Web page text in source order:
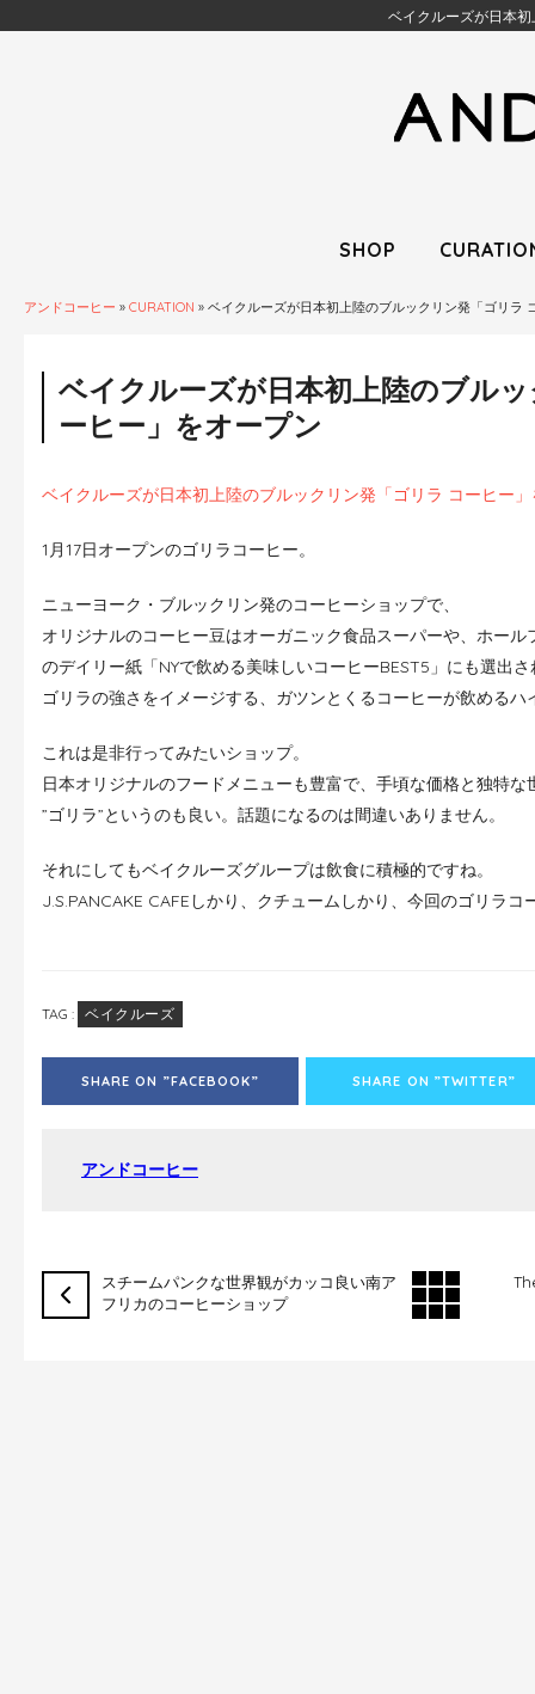
ベイクルーズが日本
SHOP
アンドコーヒー » CURATION » ベイクルーズが日本初上陸のブルックリン発「ゴリラ
ベイクルーズが日本初上陸のブル
ーヒー」をオープン
ベイクルーズが日本初上陸のブルックリン発「ゴリラ コーヒー
1月17日オープンのゴリラコーヒー。
ニューヨーク・ブルックリン発のコーヒーショップで、
オリジナルのコーヒー豆はオーガニック食品スーパーや、ホー
のデイリー紙「NYで飲める美味しいコーヒーBEST5」にも選出
ゴリラの強さをイメージする、ガツンとくるコーヒーが飲める
これは是非行ってみたいショップ。
日本オリジナルのフードメニューも豊富で、手頃な価格と独特
”ゴリラ”というのも良い。話題になるのは間違いありません。
それにしてもベイクルーズグループは飲食に積極的ですね。
J.S.PANCAKE CAFEしかり、クチュームしかり、今回のゴリラコ
TAG : ベイクルーズ
SHARE ON ”FACEBOOK” SHARE ON ”TWITTER”
アンドコーヒー
スチームパンクな世界観がカッコ良い南ア
フリカのコーヒーショップ